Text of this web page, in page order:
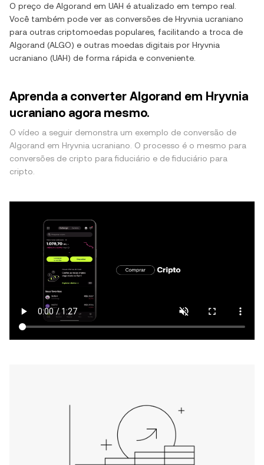
O preço de Algorand em UAH é atualizado em tempo real.
Você também pode ver as conversões de Hryvnia ucraniano
para outras criptomoedas populares, facilitando a troca de
Algorand (ALGO) e outras moedas digitais por Hryvnia
ucraniano (UAH) de forma rápida e conveniente.
Aprenda a converter Algorand em Hryvnia
ucraniano agora mesmo.
O vídeo a seguir demonstra um exemplo de conversão de
Algorand em Hryvnia ucraniano. O processo é o mesmo para
conversões de cripto para fiduciário e de fiduciário para
cripto.